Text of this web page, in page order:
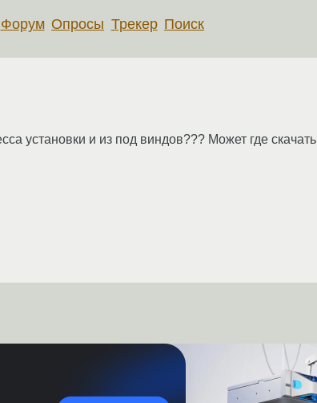
Форум Опросы Трекер Поиск
установки и из под виндов??? Может где